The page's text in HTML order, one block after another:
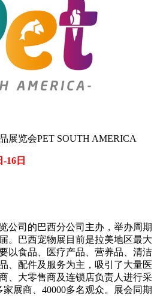
展览会PET SOUTH AMERICA
16日
公司的巴西分公司主办，举办周期
。巴西宠物展目前是拉美地区最大
以食品、医疗产品、营养品、清洁
、配件及服务为主，吸引了大量医
、大零售商及连锁店负责人进行采
家展商、40000多名观众。展会同期